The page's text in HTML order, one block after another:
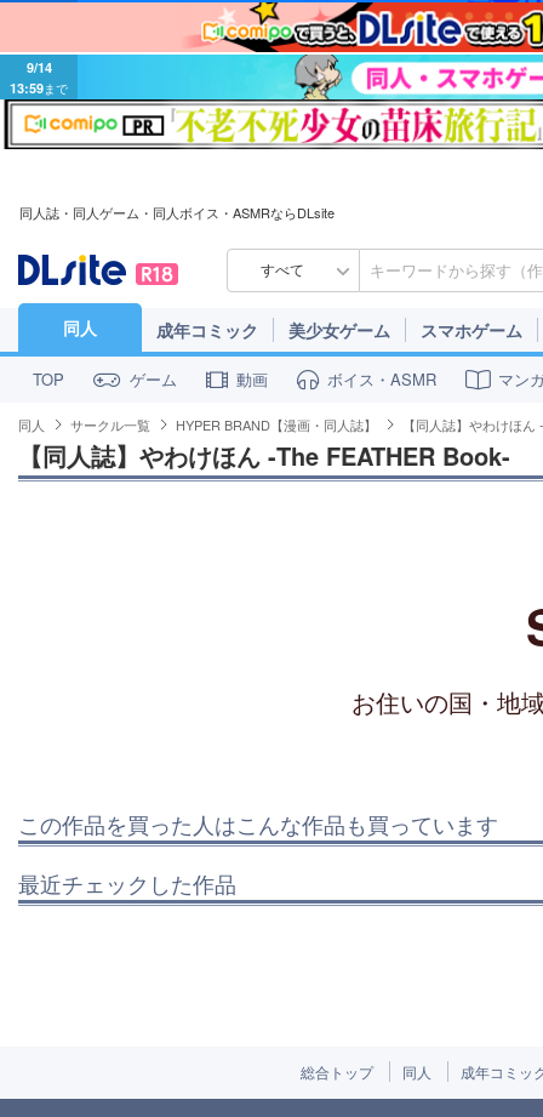
9/14
13:59まで
同人誌・同人ゲーム・同人ボイス・ASMRならDLsite
すべて
同人 成年コミック 美少女ゲーム スマホゲーム
TOP ゲーム 動画 ボイス・ASMR マン
同人 サークル一覧 HYPER BRAND【漫画・同人誌】 【同人誌】やわけほ
【同人誌】やわけほん -The FEATHER Book-
お住いの国・地
この作品を買った人はこんな作品も買っています
最近チェックした作品
総合トップ 同人 成年コミッ